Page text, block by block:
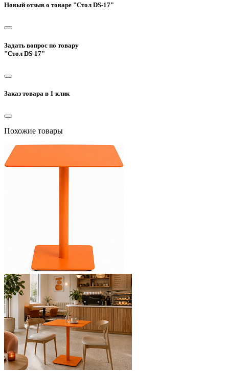
Новый отзыв о товаре "Стол DS-17"
Задать вопрос по товару
"Стол DS-17"
Заказ товара в 1 клик
Похожие товары